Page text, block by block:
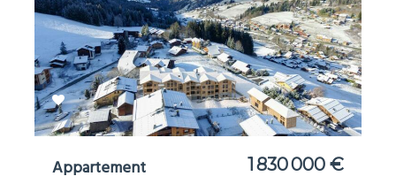
Appartement 1 830 000 €